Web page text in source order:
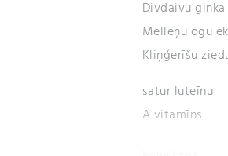
Divdaivu
Melleņu ogu
Kliņģerīšu
satur luteīnu
A vitamīns